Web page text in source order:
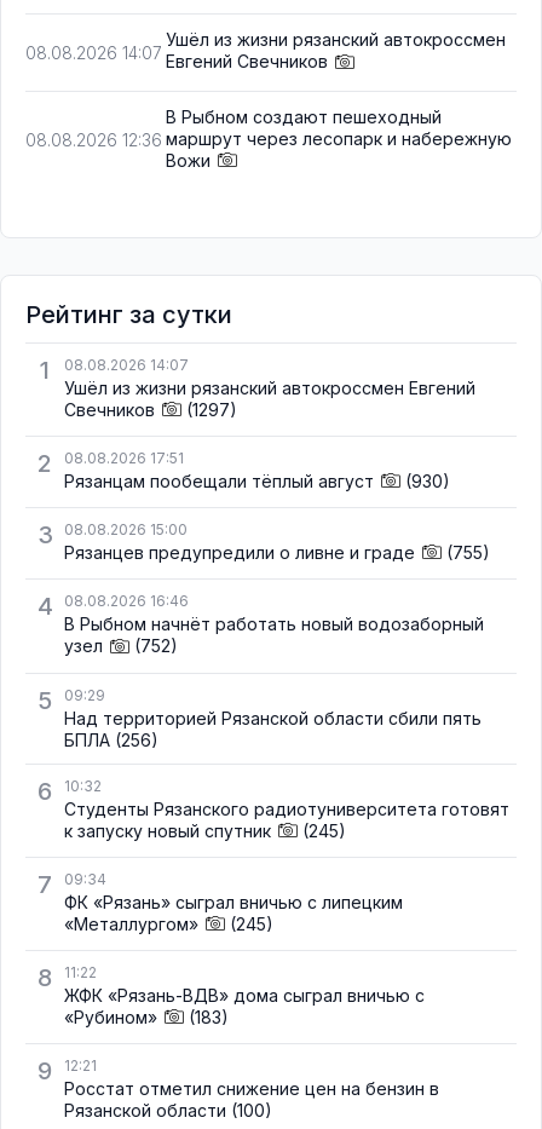
08.08.2026 14:07
Ушёл из жизни рязанский автокроссмен
Евгений Свечников
08.08.2026 12:36
В Рыбном создают пешеходный
маршрут через лесопарк и набережную
Вожи
Рейтинг за сутки
1
08.08.2026 14:07
Ушёл из жизни рязанский автокроссмен Евгений
Свечников
(1297)
2 08.08.2026 17:51
Рязанцам пообещали тёплый август (930)
3 08.08.2026 15:00
Рязанцев предупредили о ливне и граде (755)
4 08.08.2026 16:46
В Рыбном начнёт работать новый водозаборный
узел
(752)
5 09:29
Над территорией Рязанской области сбили пять
БПЛА (256)
6 10:32
Студенты Рязанского радиотуниверситета готовят
к запуску новый спутник
(245)
7 09:34
ФК «Рязань» сыграл вничью с липецким
«Металлургом»
(245)
8 11:22
ЖФК «Рязань-ВДВ» дома сыграл вничью с
«Рубином»
(183)
9 12:21
Росстат отметил снижение цен на бензин в
Рязанской области (100)